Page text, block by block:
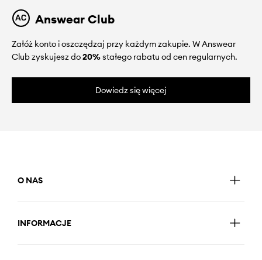
Answear Club
Załóż konto i oszczędzaj przy każdym zakupie. W Answear
Club zyskujesz do20%stałego rabatu od cen regularnych.
Dowiedz się więcej
O NAS
INFORMACJE